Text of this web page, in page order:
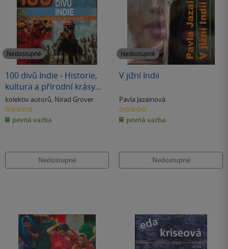
Nedostupné
100 divů Indie - Historie,
kultura a přírodní krásy
Indie
kolektiv autorů, Nirad Grover
0.0
z
5
hvězdiček
pevná vazba
Nedostupné
Nedostupné
V jižní Indii
Pavla Jazairiová
0.0
z
5
hvězdiček
pevná vazba
Nedostupné